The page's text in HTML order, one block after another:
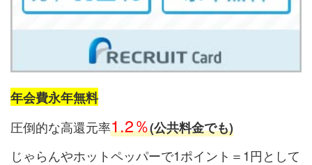
年会費永年無料
圧倒的な高還元率1.2％(公共料金でも)
じゃらんやホットペッパーで1ポイント＝1円として